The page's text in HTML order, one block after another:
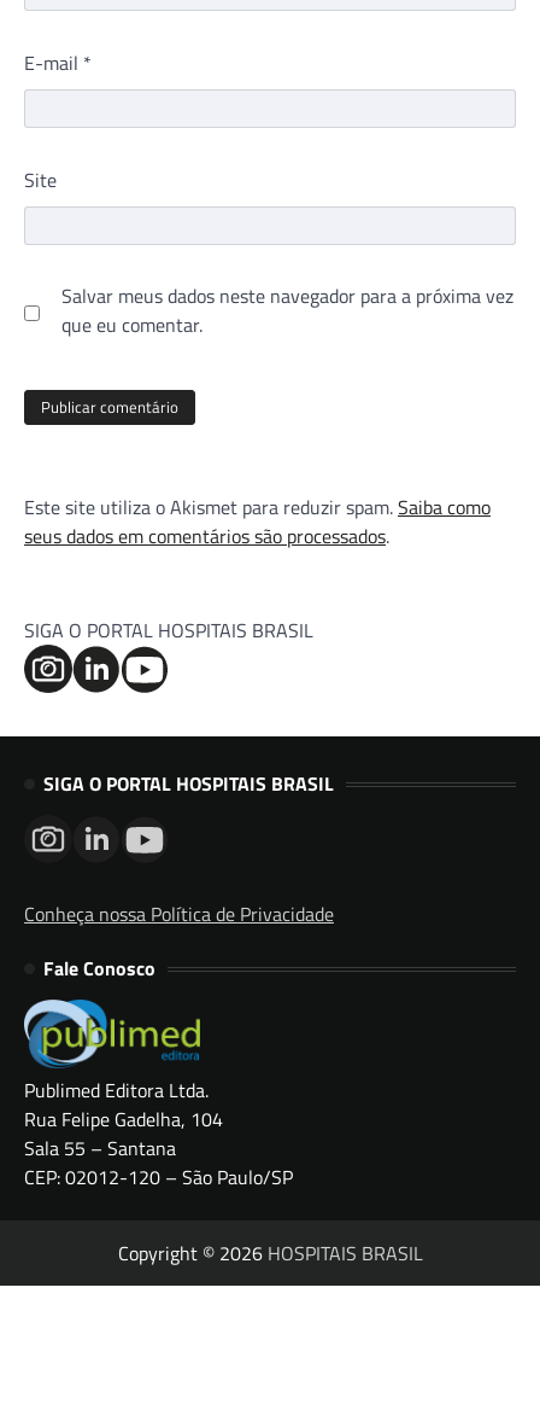
E-mail *
Site
Salvar meus dados neste navegador para a próxima vez
que eu comentar.
Este site utiliza o Akismet para reduzir spam.Saiba como
seus dados em comentários são processados.
SIGA O PORTAL HOSPITAIS BRASIL
SIGA O PORTAL HOSPITAIS BRASIL
Conheça nossa Política de Privacidade
Fale Conosco
Publimed Editora Ltda.
Rua Felipe Gadelha, 104
Sala 55 – Santana
CEP: 02012-120 – São Paulo/SP
Copyright © 2026 HOSPITAIS BRASIL